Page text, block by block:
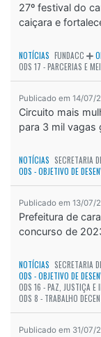
27º festival do
caiçara e
NOTÍCIAS FUNDACC
ODS 17 - PARCERIAS E
Publicado em 14/07/
Circuito mais
para 3 mil vagas
NOTÍCIAS SECRETARIA
ODS - OBJETIVO DE
Publicado em 13/07/
Prefeitura de
concurso de
NOTÍCIAS SECRETARIA
ODS - OBJETIVO DE
ODS 16 - PAZ, JUSTIÇA E
ODS 8 - TRABALHO
Publicado em 31/07/